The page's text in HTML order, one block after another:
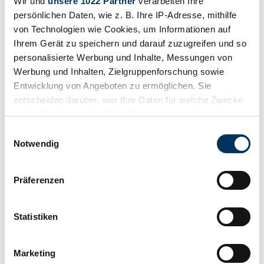
persönlichen Daten, wie z. B. Ihre IP-Adresse, mithilfe
von Technologien wie Cookies, um Informationen auf
Ihrem Gerät zu speichern und darauf zuzugreifen und so
personalisierte Werbung und Inhalte, Messungen von
Werbung und Inhalten, Zielgruppenforschung sowie
Entwicklung von Angeboten zu ermöglichen. Sie
entscheiden darüber, wer Ihre Daten für welche Zwecke
nutzt. Sie können Ihre Einwilligung jederzeit über die
Trigger Symbol ändern oder widerrufen
Informationen über Ihre geografische Lage
können
bestimmten Merkmalen (Fingerprinting) identifizieren
Erfahren Sie mehr darüber, wie Ihre persönlichen Daten
Notwendig
Präferenzen
Statistiken
Marketing